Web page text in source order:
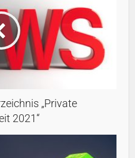
„Private
2021“